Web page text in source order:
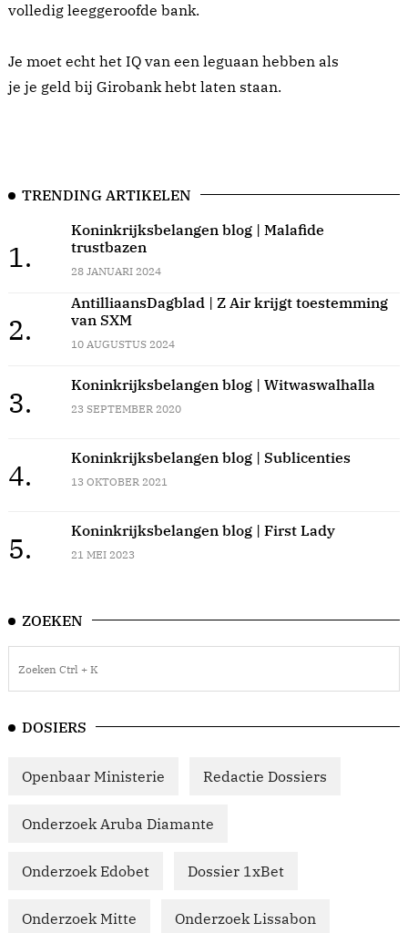
volledig leeggeroofde bank.
Je moet echt het IQ van een leguaan hebben als
je je geld bij Girobank hebt laten staan.
TRENDING ARTIKELEN
1.
Koninkrijksbelangen blog | Malafide
trustbazen
28 JANUARI 2024
2.
AntilliaansDagblad | Z Air krijgt toestemming
van SXM
10 AUGUSTUS 2024
3.
Koninkrijksbelangen blog | Witwaswalhalla
23 SEPTEMBER 2020
4.
Koninkrijksbelangen blog | Sublicenties
13 OKTOBER 2021
5.
Koninkrijksbelangen blog | First Lady
21 MEI 2023
ZOEKEN
DOSIERS
Openbaar Ministerie Redactie Dossiers
Onderzoek Aruba Diamante
Onderzoek Edobet Dossier 1xBet
Onderzoek Mitte Onderzoek Lissabon